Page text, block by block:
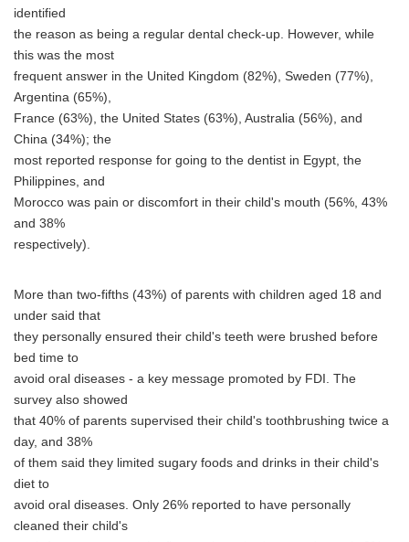
identified
the reason as being a regular dental check-up. However, while
this was the most
frequent answer in the United Kingdom (82%), Sweden (77%),
Argentina (65%),
France (63%), the United States (63%), Australia (56%), and
China (34%); the
most reported response for going to the dentist in Egypt, the
Philippines, and
Morocco was pain or discomfort in their child's mouth (56%, 43%
and 38%
respectively).
More than two-fifths (43%) of parents with children aged 18 and
under said that
they personally ensured their child's teeth were brushed before
bed time to
avoid oral diseases - a key message promoted by FDI. The
survey also showed
that 40% of parents supervised their child's toothbrushing twice a
day, and 38%
of them said they limited sugary foods and drinks in their child's
diet to
avoid oral diseases. Only 26% reported to have personally
cleaned their child's